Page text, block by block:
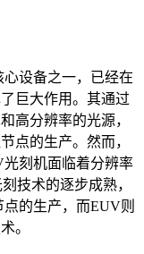
设备之一，已经在
巨大作用。其通过
高分辨率的光源，
点的生产。然而，
刻机面临着分辨率
技术的逐步成熟，
的生产，而EUV则
。